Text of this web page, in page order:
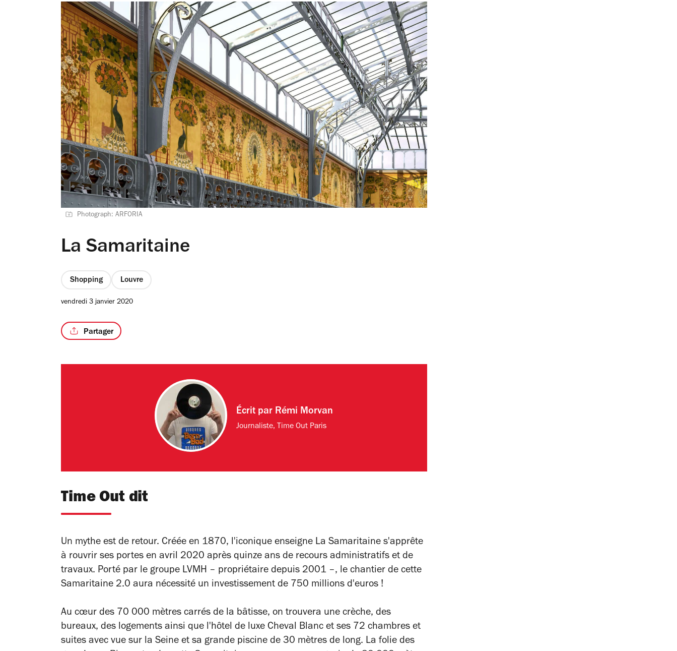
Photograph: ARFORIA
La Samaritaine
Shopping Louvre
vendredi 3 janvier 2020
Partager
Écrit par Rémi Morvan
Journaliste, Time Out Paris
Time Out dit
Un mythe est de retour. Créée en 1870, l'iconique enseigne La Samaritaine s'apprête
à rouvrir ses portes en avril 2020 après quinze ans de recours administratifs et de
travaux. Porté par le groupe LVMH – propriétaire depuis 2001 –, le chantier de cette
Samaritaine 2.0 aura nécessité un investissement de 750 millions d'euros !
Au cœur des 70 000 mètres carrés de la bâtisse, on trouvera une crèche, des
bureaux, des logements ainsi que l'hôtel de luxe Cheval Blanc et ses 72 chambres et
suites avec vue sur la Seine et sa grande piscine de 30 mètres de long. La folie des